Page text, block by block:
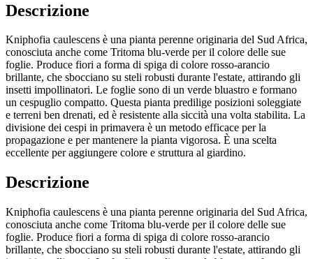
Descrizione
Kniphofia caulescens è una pianta perenne originaria del Sud Africa,
conosciuta anche come Tritoma blu-verde per il colore delle sue
foglie. Produce fiori a forma di spiga di colore rosso-arancio
brillante, che sbocciano su steli robusti durante l'estate, attirando gli
insetti impollinatori. Le foglie sono di un verde bluastro e formano
un cespuglio compatto. Questa pianta predilige posizioni soleggiate
e terreni ben drenati, ed è resistente alla siccità una volta stabilita. La
divisione dei cespi in primavera è un metodo efficace per la
propagazione e per mantenere la pianta vigorosa. È una scelta
eccellente per aggiungere colore e struttura al giardino.
Descrizione
Kniphofia caulescens è una pianta perenne originaria del Sud Africa,
conosciuta anche come Tritoma blu-verde per il colore delle sue
foglie. Produce fiori a forma di spiga di colore rosso-arancio
brillante, che sbocciano su steli robusti durante l'estate, attirando gli